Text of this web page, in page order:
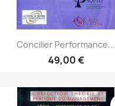
Concilier Performance...
49,00 €